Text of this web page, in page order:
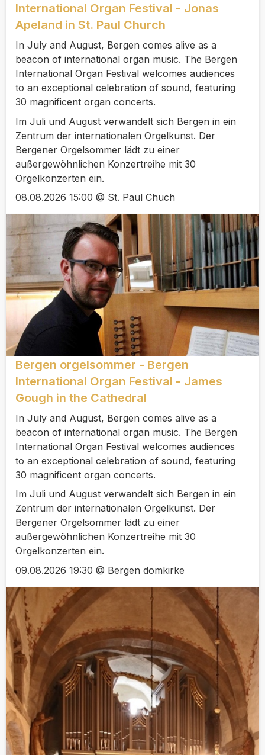
International Organ Festival - Jonas
Apeland in St. Paul Church
In July and August, Bergen comes alive as a
beacon of international organ music. The Bergen
International Organ Festival welcomes audiences
to an exceptional celebration of sound, featuring
30 magnificent organ concerts.
Im Juli und August verwandelt sich Bergen in ein
Zentrum der internationalen Orgelkunst. Der
Bergener Orgelsommer lädt zu einer
außergewöhnlichen Konzertreihe mit 30
Orgelkonzerten ein.
08.08.2026 15:00 @ St. Paul Chuch
Bergen orgelsommer - Bergen
International Organ Festival - James
Gough in the Cathedral
In July and August, Bergen comes alive as a
beacon of international organ music. The Bergen
International Organ Festival welcomes audiences
to an exceptional celebration of sound, featuring
30 magnificent organ concerts.
Im Juli und August verwandelt sich Bergen in ein
Zentrum der internationalen Orgelkunst. Der
Bergener Orgelsommer lädt zu einer
außergewöhnlichen Konzertreihe mit 30
Orgelkonzerten ein.
09.08.2026 19:30 @ Bergen domkirke